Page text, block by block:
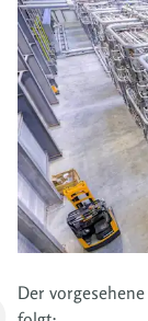
Der vorgesehene